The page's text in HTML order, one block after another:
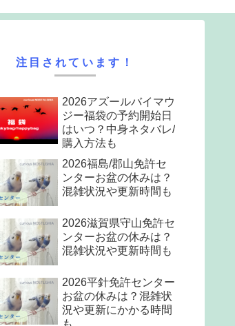
注目されています！
2026アズールバイマウ
ジー福袋の予約開始日
はいつ？中身ネタバレ/
購入方法も
2026福島/郡山免許セ
ンターお盆の休みは？
混雑状況や更新時間も
2026滋賀県守山免許セ
ンターお盆の休みは？
混雑状況や更新時間も
2026平針免許センター
お盆の休みは？混雑状
況や更新にかかる時間
も